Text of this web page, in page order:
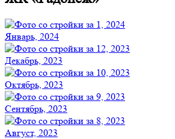
Январь, 2024
Декабрь, 2023
Октябрь, 2023
Сентябрь, 2023
Август, 2023